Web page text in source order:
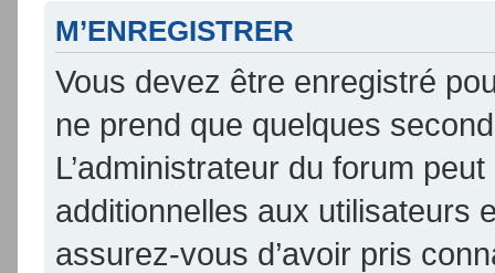
M’ENREGISTRER
Vous devez être enregistré
ne prend que quelques
L’administrateur du forum
additionnelles aux utilisateurs
assurez-vous d’avoir pris